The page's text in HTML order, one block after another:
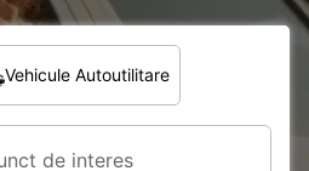
Vehicule Autoutilitare